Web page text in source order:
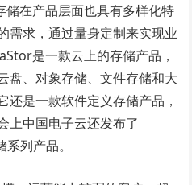
在产品层面也具有多样化特
需求，通过量身定制来实现业
是一款云上的存储产品，
盘、对象存储、文件存储和大
还是一款软件定义存储产品，
上中国电子云还发布了
列产品。